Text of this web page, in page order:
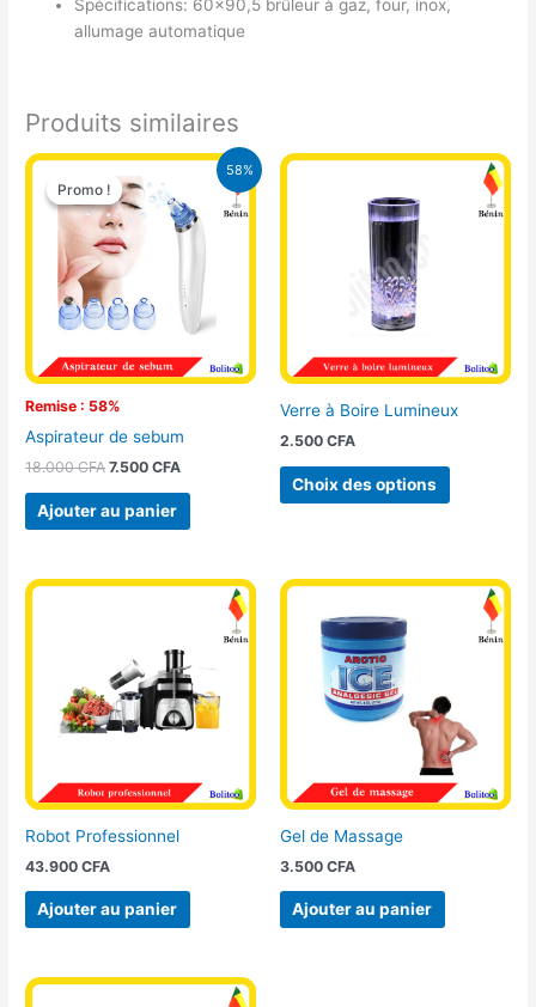
Spécifications: 60×90,5 brûleur à gaz, four, inox,
allumage automatique
Produits similaires
58%
Promo !
Remise : 58%
Promo !
Aspirateur de sebum
18.000CFA
Le
prix
initial
était :
18.000 CFA.
7.500CFA
Le
actuel
est :
7.500 CFA.
Ajouter au panier
Verre à Boire Lumineux
2.500 CFA
Choix des options
Ce
produit
être
choisies
du
Robot Professionnel
43.900CFA
Ajouter au panier
Gel de Massage
3.500 CFA
Ajouter au panier